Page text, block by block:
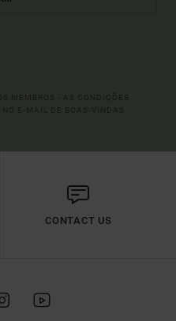
CONTACT US